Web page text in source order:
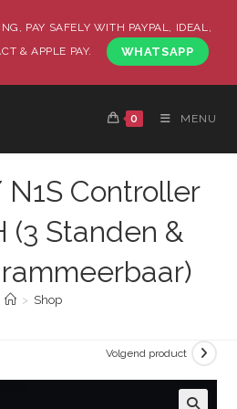
PAY SAFELY WITH PAYPAL, IDEAL,
& APPLE PAY.
WHATSAPP
0 MENU
Controller
(3 Standen &
> Shop
Volgend product